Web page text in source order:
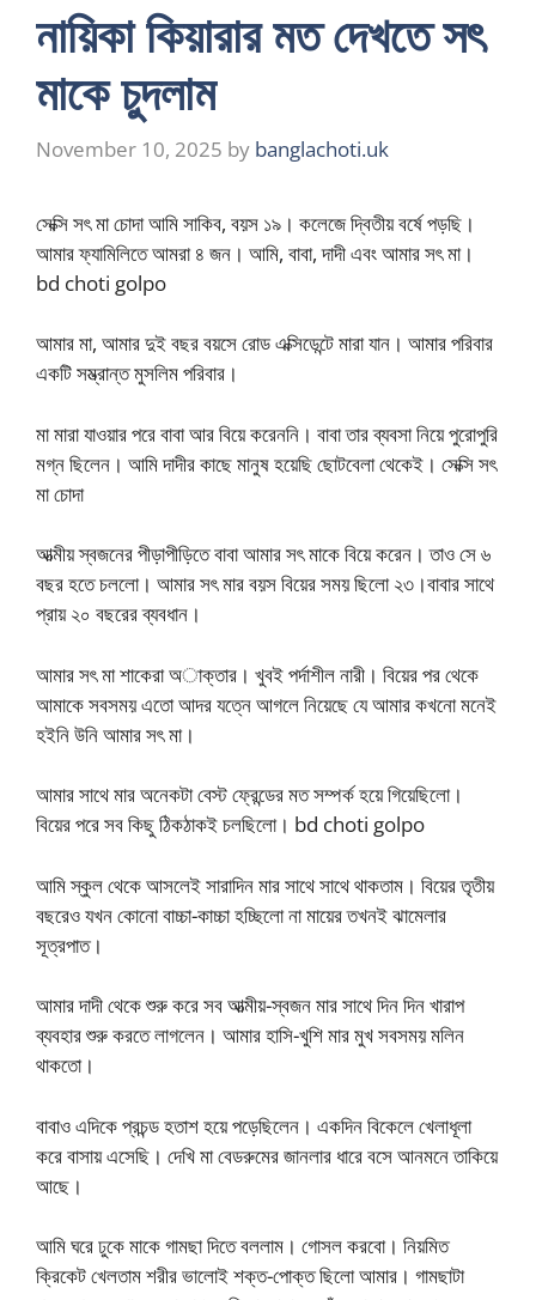
নায়িকা কিয়ারার মত দেখতে সৎ
মাকে চুদলাম
November 10, 2025 by banglachoti.uk
সেক্সি সৎ মা চোদা আমি সাকিব, বয়স ১৯। কলেজে দ্বিতীয় বর্ষে পড়ছি।
আমার ফ্যামিলিতে আমরা ৪ জন। আমি, বাবা, দাদী এবং আমার সৎ মা।
bd choti golpo
আমার মা, আমার দুই বছর বয়সে রোড এক্সিডেন্টে মারা যান। আমার পরিবার
একটি সম্ভ্রান্ত মুসলিম পরিবার।
মা মারা যাওয়ার পরে বাবা আর বিয়ে করেননি। বাবা তার ব্যবসা নিয়ে পুরোপুরি
মগ্ন ছিলেন। আমি দাদীর কাছে মানুষ হয়েছি ছোটবেলা থেকেই। সেক্সি সৎ
মা চোদা
আত্মীয় স্বজনের পীড়াপীড়িতে বাবা আমার সৎ মাকে বিয়ে করেন। তাও সে ৬
বছর হতে চললো। আমার সৎ মার বয়স বিয়ের সময় ছিলো ২৩।বাবার সাথে
প্রায় ২০ বছরের ব্যবধান।
আমার সৎ মা শাকেরা অাক্তার। খুবই পর্দাশীল নারী। বিয়ের পর থেকে
আমাকে সবসময় এতো আদর যত্নে আগলে নিয়েছে যে আমার কখনো মনেই
হইনি উনি আমার সৎ মা।
আমার সাথে মার অনেকটা বেস্ট ফ্রেন্ডের মত সম্পর্ক হয়ে গিয়েছিলো।
বিয়ের পরে সব কিছু ঠিকঠাকই চলছিলো। bd choti golpo
আমি স্কুল থেকে আসলেই সারাদিন মার সাথে সাথে থাকতাম। বিয়ের তৃতীয়
বছরেও যখন কোনো বাচ্চা-কাচ্চা হচ্ছিলো না মায়ের তখনই ঝামেলার
সূত্রপাত।
আমার দাদী থেকে শুরু করে সব আত্মীয়-স্বজন মার সাথে দিন দিন খারাপ
ব্যবহার শুরু করতে লাগলেন। আমার হাসি-খুশি মার মুখ সবসময় মলিন
থাকতো।
বাবাও এদিকে প্রচন্ড হতাশ হয়ে পড়েছিলেন। একদিন বিকেলে খেলাধূলা
করে বাসায় এসেছি। দেখি মা বেডরুমের জানলার ধারে বসে আনমনে তাকিয়ে
আছে।
আমি ঘরে ঢুকে মাকে গামছা দিতে বললাম। গোসল করবো। নিয়মিত
ক্রিকেট খেলতাম শরীর ভালোই শক্ত-পোক্ত ছিলো আমার। গামছাটা